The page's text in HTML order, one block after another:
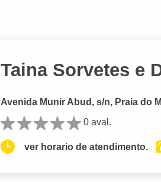
Taina Sorvetes e
Avenida Munir Abud, s/n, Praia do
0 aval.
ver horario de atendimento.